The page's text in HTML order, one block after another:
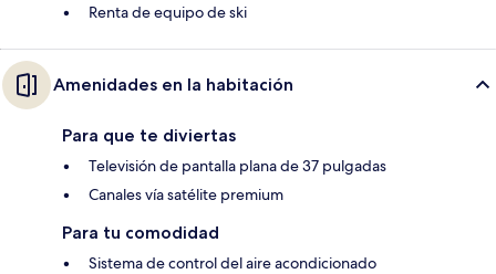
Renta de equipo de ski
Amenidades en la habitación
Para que te diviertas
Televisión de pantalla plana de 37 pulgadas
Canales vía satélite premium
Para tu comodidad
Sistema de control del aire acondicionado